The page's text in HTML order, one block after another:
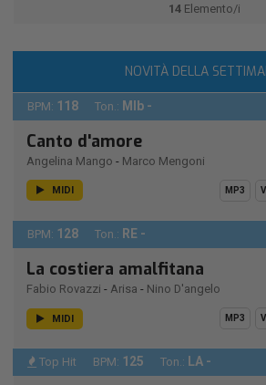
14Elemento/i
NOVITÀ DELLA
BPM: 118 Ton.: MIb -
Canto d'amore
Angelina Mango - Marco Mengoni
MIDI MP3
BPM: 128 Ton.: RE -
La costiera amalfitana
Fabio Rovazzi - Arisa - Nino D'angelo
MIDI MP3
Top Hit BPM: 125 Ton.: LA -